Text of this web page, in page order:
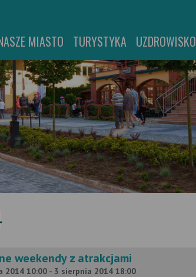
MIASTO TURYSTYKA UZDROWISKO
weekendy z atrakcjami
2014 10:00 - 3 sierpnia 2014 18:00